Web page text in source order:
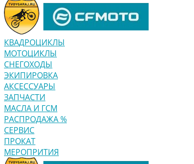
КВАДРОЦИКЛЫ
МОТОЦИКЛЫ
СНЕГОХОДЫ
ЭКИПИРОВКА
АКСЕССУАРЫ
ЗАПЧАСТИ
МАСЛА И ГСМ
РАСПРОДАЖА %
СЕРВИС
ПРОКАТ
МЕРОПРИТИЯ